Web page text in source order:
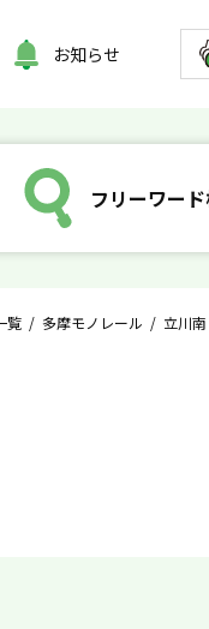
お知らせ
フリーワー
覧 / 多摩モノレール / 立川南